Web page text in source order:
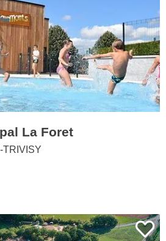
La Foret
TRIVISY